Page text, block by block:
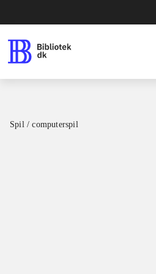
Spil / computerspil